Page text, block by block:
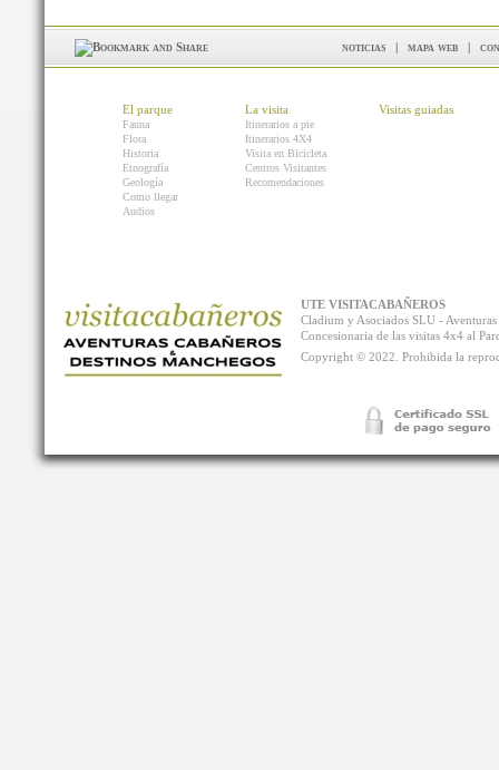
noticias | mapa web |
El parque
Fauna
Flora
Historia
Etnografía
Geología
Como llegar
Audios
La visita
Itinerarios a pie
Itinerarios 4X4
Visita en Bicicleta
Centros Visitantes
Recomendaciones
Visitas guiadas
UTE VISITACABAÑEROS
Cladium y Asociados SLU -
Concesionaria de las visitas 4x4 al
Copyright © 2022. Prohibida la